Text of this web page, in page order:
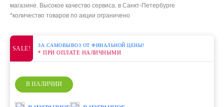
магазине. Высокое качество сервиса. в Санкт-Петербурге
*количество товаров по акции ограничено
SALE! ЗА САМОВЫВОЗ ОТ ФИНАЛЬНОЙ ЦЕНЫ!
* ПРИ ОПЛАТЕ НАЛИЧНЫМИ
В НАЛИЧИИ